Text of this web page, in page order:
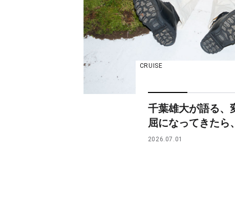
CRUISE
千葉雄大が語る、
屈になってきたら
2026.07.01